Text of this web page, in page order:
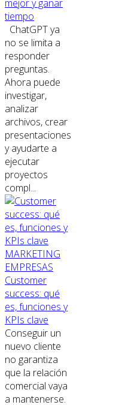
mejor y ganar
tiempo
ChatGPT ya
no se limita a
responder
preguntas.
Ahora puede
investigar,
analizar
archivos, crear
presentaciones
y ayudarte a
ejecutar
proyectos
compl...
MARKETING
EMPRESAS
Customer
success: qué
es, funciones y
KPIs clave
Conseguir un
nuevo cliente
no garantiza
que la relación
comercial vaya
a mantenerse.